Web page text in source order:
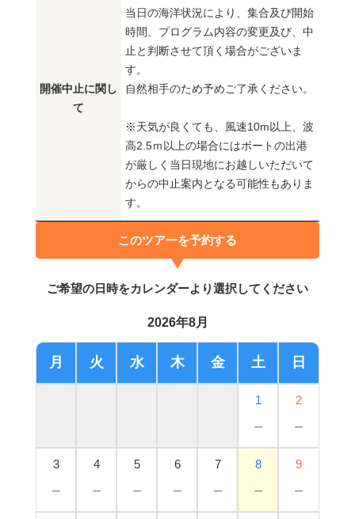
開催中止に関し
て
当日の海洋状況により、集合及び開始
時間、プログラム内容の変更及び、中
止と判断させて頂く場合がございま
す。
自然相手のため予めご了承ください。
※天気が良くても、風速10m以上、波
高2.5ｍ以上の場合にはボートの出港
が厳しく当日現地にお越しいただいて
からの中止案内となる可能性もありま
す。
このツアーを予約する
ご希望の日時をカレンダーより選択してください
2026年8月
月 火 水 木 金 土 日
1
－
2
－
3
－
4
－
5
－
6
－
7
－
8
－
9
－